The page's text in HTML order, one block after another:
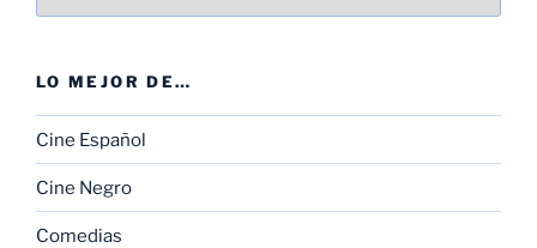
LO MEJOR DE…
Cine Español
Cine Negro
Comedias